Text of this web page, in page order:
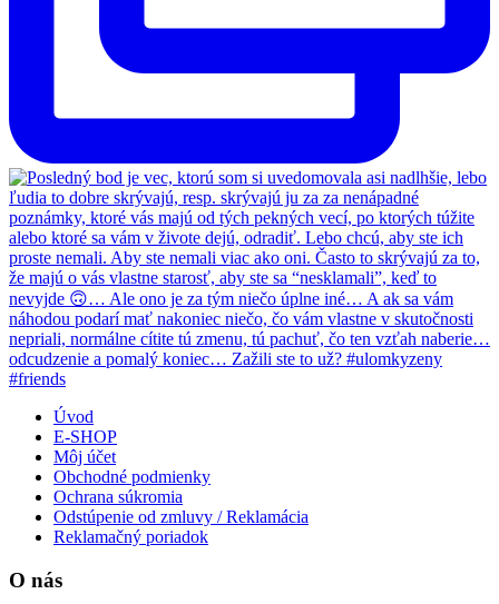
Úvod
E-SHOP
Môj účet
Obchodné podmienky
Ochrana súkromia
Odstúpenie od zmluvy / Reklamácia
Reklamačný poriadok
O nás